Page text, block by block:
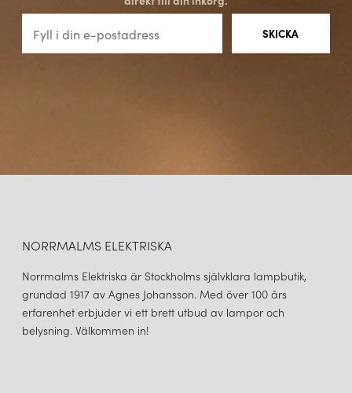
NORRMALMS ELEKTRISKA
Norrmalms Elektriska är Stockholms självklara lampbutik,
grundad 1917 av Agnes Johansson. Med över 100 års
erfarenhet erbjuder vi ett brett utbud av lampor och
belysning. Välkommen in!